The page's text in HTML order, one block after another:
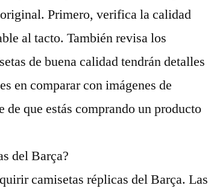
Primero, verifica la calidad
al tacto. También revisa los
de buena calidad tendrán detalles
en comparar con imágenes de
de que estás comprando un producto
del Barça?
camisetas réplicas del Barça. Las